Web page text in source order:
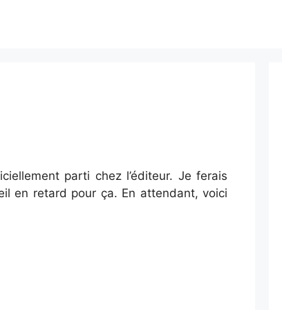
parti chez l’éditeur. Je ferais
en retard pour ça. En attendant, voici